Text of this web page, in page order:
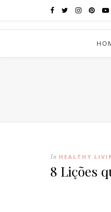
In HEALTHY
8 Lições